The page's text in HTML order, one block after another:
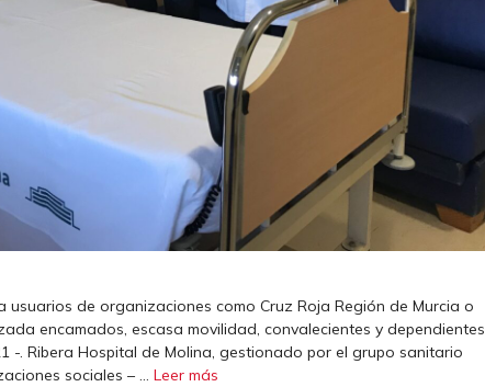
de organizaciones como Cruz Roja Región de Murcia o
encamados, escasa movilidad, convalecientes y dependientes
-. Ribera Hospital de Molina, gestionado por el grupo sanitario
sociales – … Leer más